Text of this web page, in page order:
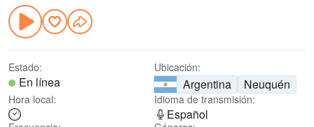
Estado:
En línea
Ubicación:
Argentina Neuquén
Hora local: Idioma de transmisión:
Español